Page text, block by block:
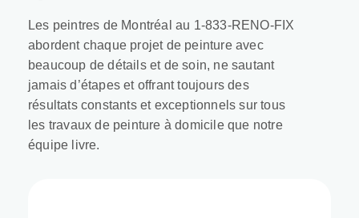
Les peintres de Montréal au 1-833-RENO-FIX
abordent chaque projet de peinture avec
beaucoup de détails et de soin, ne sautant
jamais d’étapes et offrant toujours des
résultats constants et exceptionnels sur tous
les travaux de peinture à domicile que notre
équipe livre.